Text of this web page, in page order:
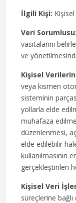
İlgili Kişi:
Veri Sorumlusu:
vasıtalarını
ve
Kişisel
veya kısmen
sisteminin
yollarla elde
muhafaza
düzenlenmesi,
elde edilebilir
kullanılmasının
gerçekleştirilen
Kişisel Veri
süreçlerine